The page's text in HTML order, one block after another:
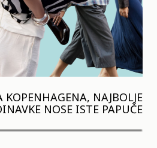
NAJBOLJE
NOSE ISTE PAPUČE